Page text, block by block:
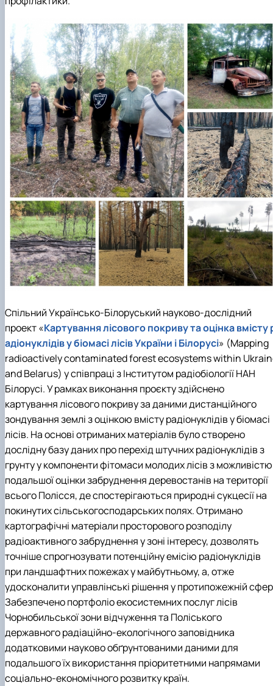
Спільний Українсько-Білоруський науково-дослідний
проект «Картування лісового покриву та оцінка вмісту
адіонуклідів у біомасі лісів України і Білорусі» (Mapping
radioactively contaminated forest ecosystems within
and Belarus) у співпраці з Інститутом радіобіології НАН
Білорусі. У рамках виконання проєкту здійснено
картування лісового покриву за даними дистанційного
зондування землі з оцінкою вмісту радіонуклідів у біомасі
лісів. На основі отриманих матеріалів було створено
дослідну базу даних про перехід штучних радіонуклідів з
грунту у компоненти фітомаси молодих лісів з можливістю
подальшої оцінки забруднення деревостанів на території
всього Полісся, де спостерігаються природні сукцесії на
покинутих сільськогосподарських полях. Отримано
картографічні матеріали просторового розподілу
радіоактивного забруднення у зоні інтересу, дозволять
точніше спрогнозувати потенційну емісію радіонуклідів
при ландшафтних пожежах у майбутньому, а, отже
удосконалити управлінські рішення у протипожежній
Забезпечено портфоліо екосистемних послуг лісів
Чорнобильської зони відчуження та Поліського
державного радіаційно-екологічного заповідника
додатковими науково обґрунтованими даними для
подальшого їх використання пріоритетними напрямами
соціально-економічного розвитку країн.